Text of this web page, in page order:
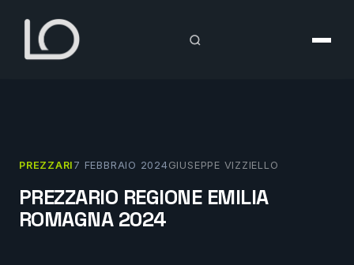
contenuto
PREZZARI 7 FEBBRAIO 2024GIUSEPPE VIZZIELLO
PREZZARIO REGIONE EMILIA
ROMAGNA 2024